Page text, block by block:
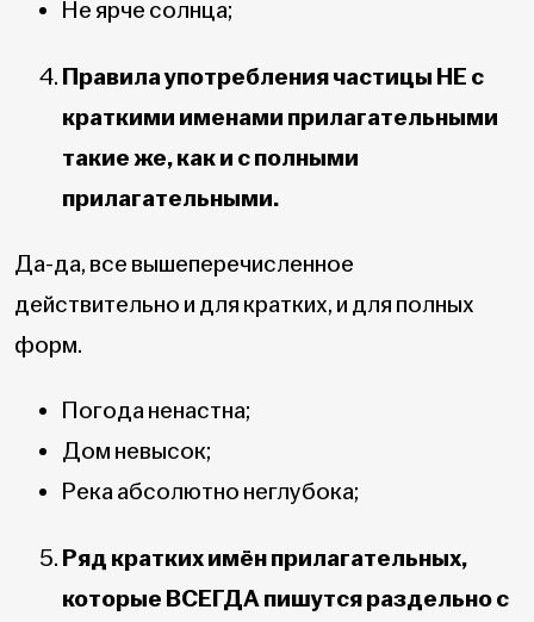
Не ярче солнца;
Правила употребления частицы НЕ с
краткими именами прилагательными
такие же, как и с полными
прилагательными.
Да-да, все вышеперечисленное
действительно и для кратких, и для полных
форм.
Погода ненастна;
Дом невысок;
Река абсолютно неглубока;
Ряд кратких имён прилагательных,
которые ВСЕГДА пишутся раздельно с